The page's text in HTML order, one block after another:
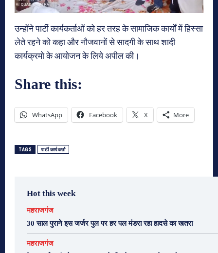
उन्होंने पार्टी कार्यकर्ताओं को हर तरह के सामाजिक कार्यों में हिस्सा
लेते रहने को कहा और नौजवानों से सादगी के साथ शादी
कार्यक्रमो के आयोजन के लिये अपील की।
Share this:
WhatsApp Facebook X More
TAGS पार्टी कार्यकर्ता
Hot this week
महराजगंज
30 साल पुराने इस जर्जर पुल पर हर पल मंडरा रहा हादसे का खतरा
महराजगंज